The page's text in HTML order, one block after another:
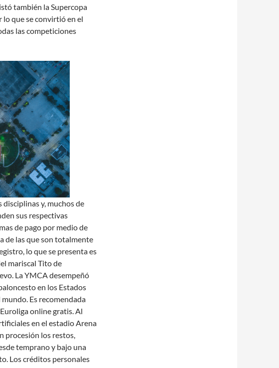
también la Supercopa
lo que se convirtió en el
las competiciones
y, muchos de
sus respectivas
de pago por medio de
de las que son totalmente
lo que se presenta es
mariscal Tito de
La YMCA desempeñó
en los Estados
Es recomendada
online gratis. Al
en el estadio Arena
procesión los restos,
temprano y bajo una
Los créditos personales